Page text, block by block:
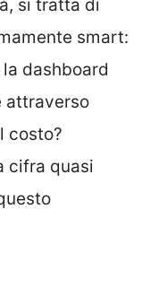
si tratta di
smart:
dashboard
attraverso
costo?
cifra quasi